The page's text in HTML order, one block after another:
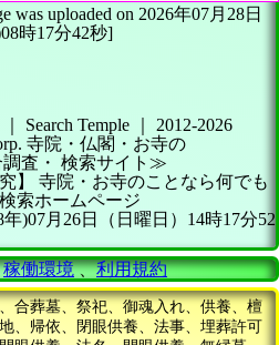
was uploaded on 2026年07月28日
時17分42秒]
Search Temple
2012-2026
寺院・仏閣・お寺の
査・ 検索サイト≫
】
寺院・お寺のことなら何でも
索ホームページ
年)07月26日（日曜日）14時17分52
稼働環境、利用規約
合葬墓、祭祀、御魂入れ、供養、檀
、帰依、閉眼供養、法事、埋葬許可